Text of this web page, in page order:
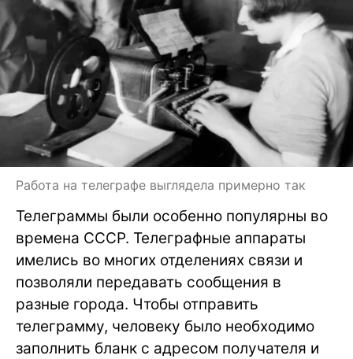
Работа на телеграфе выглядела примерно так
Телеграммы были особенно популярны во
времена СССР. Телеграфные аппараты
имелись во многих отделениях связи и
позволяли передавать сообщения в
разные города. Чтобы отправить
телеграмму, человеку было необходимо
заполнить бланк с адресом получателя и